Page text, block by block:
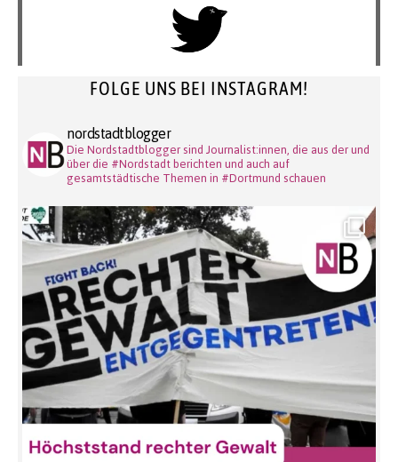
FOLGE UNS BEI INSTAGRAM!
nordstadtblogger
Die Nordstadtblogger sind Journalist:innen, die aus der und
über die #Nordstadt berichten und auch auf
gesamtstädtische Themen in #Dortmund schauen